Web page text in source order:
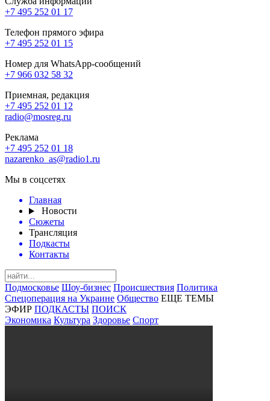
+7 495 252 01 17
Телефон прямого эфира
+7 495 252 01 15
Номер для WhatsApp-сообщений
+7 966 032 58 32
Приемная, редакция
+7 495 252 01 12
radio@mosreg.ru
Реклама
+7 495 252 01 18
nazarenko_as@radio1.ru
Мы в соцсетях
Главная
Новости
Сюжеты
Трансляция
Подкасты
Контакты
Подмосковье Шоу-бизнес Происшествия Политика
Спецоперация на Украине Общество ЕЩЕ ТЕМЫ
ЭФИР ПОДКАСТЫ ПОИСК
Экономика Культура Здоровье Спорт